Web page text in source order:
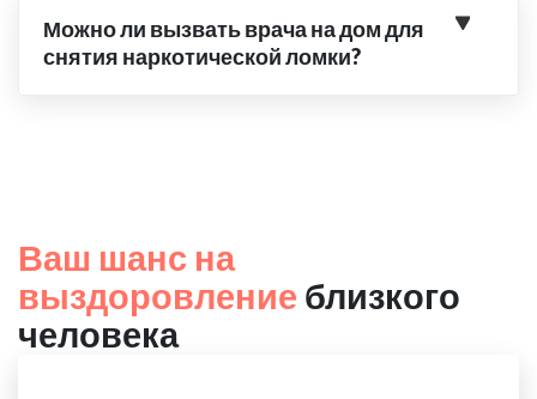
Можно ли вызвать врача на дом для
снятия наркотической ломки?
Ваш шанс на
выздоровление близкого
человека